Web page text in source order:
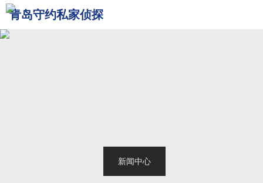
青岛守约私家侦探
新闻中心